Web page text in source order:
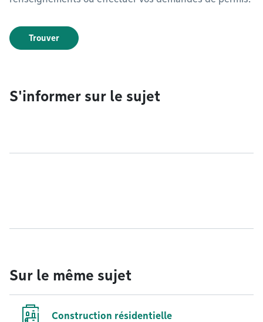
Trouver
S'informer sur le sujet
Sur le même sujet
Construction résidentielle